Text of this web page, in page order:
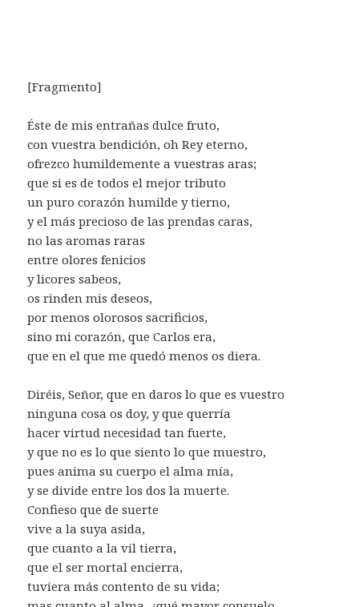
[Fragmento]
Éste de mis entrañas dulce fruto,
con vuestra bendición, oh Rey eterno,
ofrezco humildemente a vuestras aras;
que si es de todos el mejor tributo
un puro corazón humilde y tierno,
y el más precioso de las prendas caras,
no las aromas raras
entre olores fenicios
y licores sabeos,
os rinden mis deseos,
por menos olorosos sacrificios,
sino mi corazón, que Carlos era,
que en el que me quedó menos os diera.
Diréis, Señor, que en daros lo que es vuestro
ninguna cosa os doy, y que querría
hacer virtud necesidad tan fuerte,
y que no es lo que siento lo que muestro,
pues anima su cuerpo el alma mía,
y se divide entre los dos la muerte.
Confieso que de suerte
vive a la suya asida,
que cuanto a la vil tierra,
que el ser mortal encierra,
tuviera más contento de su vida;